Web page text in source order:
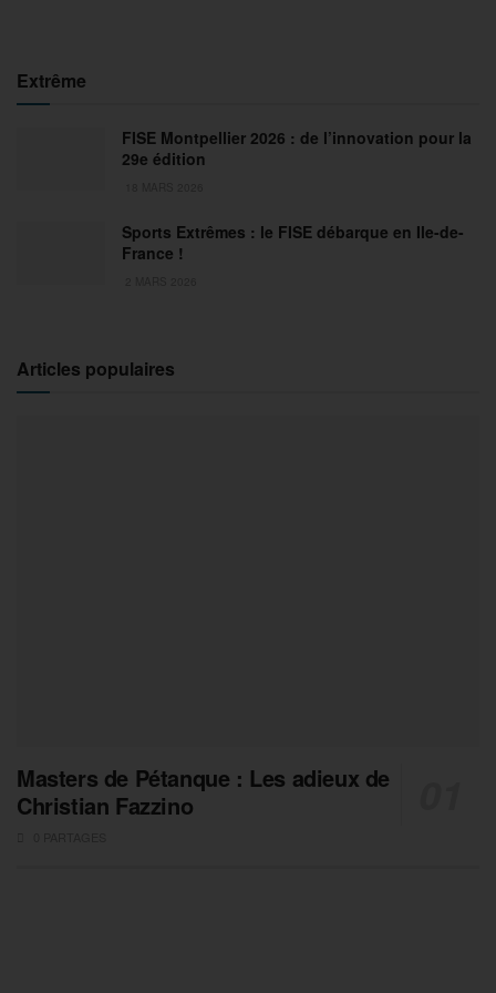
Extrême
FISE Montpellier 2026 : de l’innovation pour la
29e édition
Sports Extrêmes : le FISE débarque en Ile-de-
France !
Articles populaires
Masters de Pétanque : Les adieux de
Christian Fazzino